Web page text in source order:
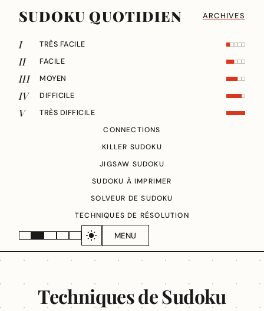
SUDOKU QUOTIDIEN ARCHIVES
MENU
I TRÈS FACILE
II FACILE
III MOYEN
IV DIFFICILE
V
TRÈS DIFFICILE
CONNECTIONS
KILLER SUDOKU
JIGSAW SUDOKU
SUDOKU À IMPRIMER
SOLVEUR DE SUDOKU
TECHNIQUES DE RÉSOLUTION
Techniques de Sudoku